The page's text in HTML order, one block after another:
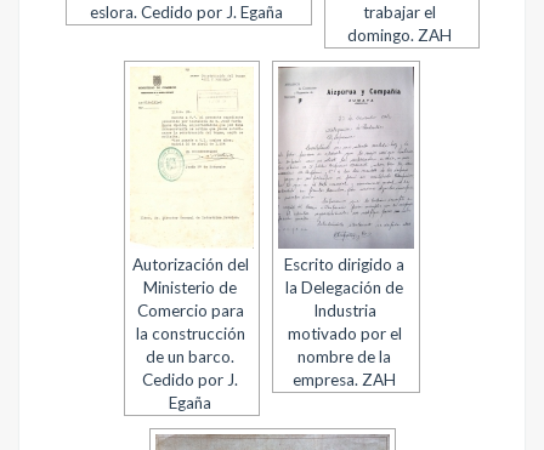
eslora. Cedido por J. Egaña
trabajar el
domingo. ZAH
Autorización del
Ministerio de
Comercio para
la construcción
de un barco.
Cedido por J.
Egaña
Escrito dirigido a
la Delegación de
Industria
motivado por el
nombre de la
empresa. ZAH